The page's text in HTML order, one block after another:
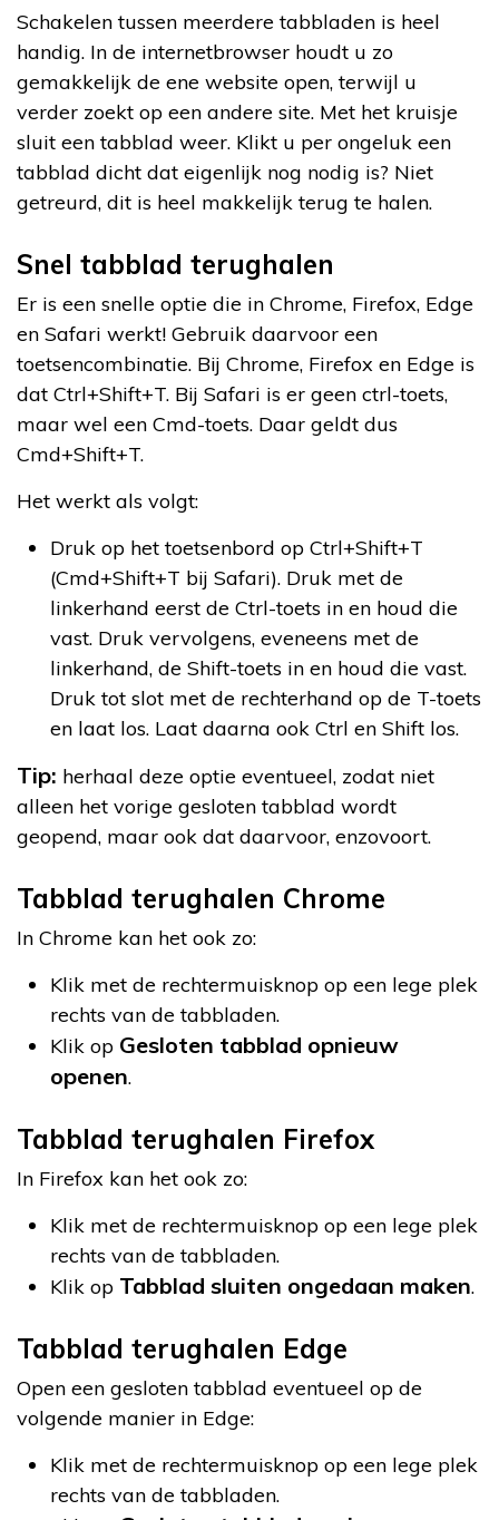
Schakelen tussen meerdere tabbladen is heel
handig. In de internetbrowser houdt u zo
gemakkelijk de ene website open, terwijl u
verder zoekt op een andere site. Met het kruisje
sluit een tabblad weer. Klikt u per ongeluk een
tabblad dicht dat eigenlijk nog nodig is? Niet
getreurd, dit is heel makkelijk terug te halen.
Snel tabblad terughalen
Er is een snelle optie die in Chrome, Firefox, Edge
en Safari werkt! Gebruik daarvoor een
toetsencombinatie. Bij Chrome, Firefox en Edge is
dat Ctrl+Shift+T. Bij Safari is er geen ctrl-toets,
maar wel een Cmd-toets. Daar geldt dus
Cmd+Shift+T.
Het werkt als volgt:
Druk op het toetsenbord op Ctrl+Shift+T
(Cmd+Shift+T bij Safari). Druk met de
linkerhand eerst de Ctrl-toets in en houd die
vast. Druk vervolgens, eveneens met de
linkerhand, de Shift-toets in en houd die vast.
Druk tot slot met de rechterhand op de T-toets
en laat los. Laat daarna ook Ctrl en Shift los.
Tip: herhaal deze optie eventueel, zodat niet
alleen het vorige gesloten tabblad wordt
geopend, maar ook dat daarvoor, enzovoort.
Tabblad terughalen Chrome
In Chrome kan het ook zo:
Klik met de rechtermuisknop op een lege plek
rechts van de tabbladen.
Klik op Gesloten tabblad opnieuw
openen.
Tabblad terughalen Firefox
In Firefox kan het ook zo:
Klik met de rechtermuisknop op een lege plek
rechts van de tabbladen.
Klik op Tabblad sluiten ongedaan maken.
Tabblad terughalen Edge
Open een gesloten tabblad eventueel op de
volgende manier in Edge:
Klik met de rechtermuisknop op een lege plek
rechts van de tabbladen.